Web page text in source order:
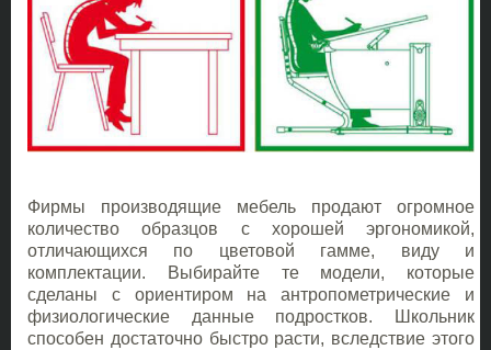
Фирмы производящие мебель продают огромное
количество образцов с хорошей эргономикой,
отличающихся по цветовой гамме, виду и
комплектации. Выбирайте те модели, которые
сделаны с ориентиром на антропометрические и
физиологические данные подростков. Школьник
способен достаточно быстро расти, вследствие этого